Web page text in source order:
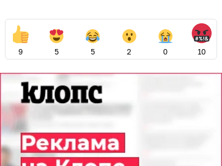
9 5 5 2 0 10